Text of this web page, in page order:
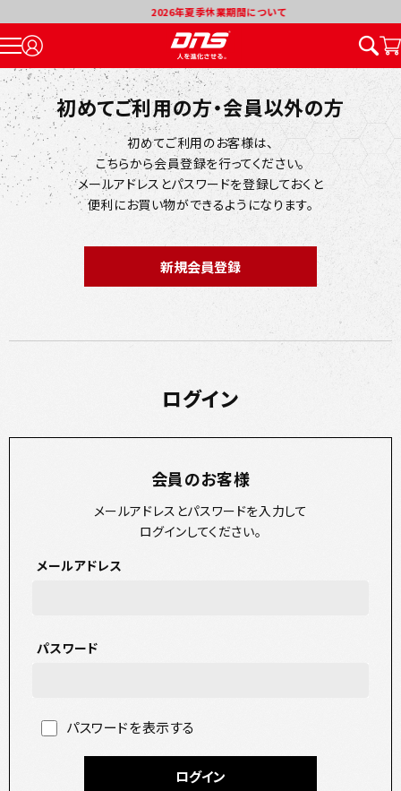
2026年夏季休業期間について
初めてご利用の方・会員以外の方
初めてご利用のお客様は、
こちらから会員登録を行ってください。
メールアドレスとパスワードを登録しておくと
便利にお買い物ができるようになります。
ログイン
会員のお客様
メールアドレスとパスワードを入力して
ログインしてください。
メールアドレス
パスワード
パスワードを表示する